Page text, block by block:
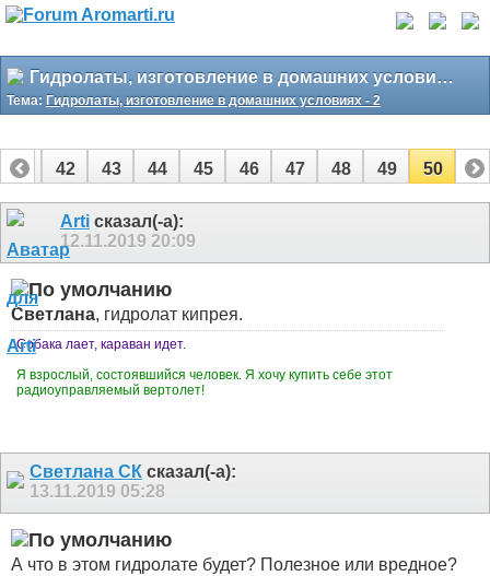
Гидролаты, изготовление в домашних условиях - 2
Тема: Гидролаты, изготовление в домашних условиях - 2
41 42 43 44 45 46 47 48 49 50
Arti сказал(-а):
12.11.2019 20:09
Светлана, гидролат кипрея.
Собака лает, караван идет.
Я взрослый, состоявшийся человек. Я хочу купить себе этот
радиоуправляемый вертолет!
Светлана СК сказал(-а):
13.11.2019 05:28
А что в этом гидролате будет? Полезное или вредное?